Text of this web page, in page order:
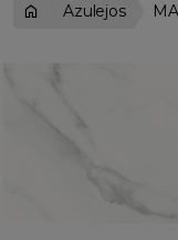
Azulejos